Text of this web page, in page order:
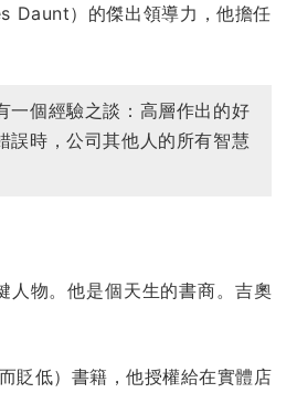
Daunt）的傑出領導力，他擔任
一個經驗之談：高層作出的好
誤時，公司其他人的所有智慧
人物。他是個天生的書商。吉奧
貶低）書籍，他授權給在實體店